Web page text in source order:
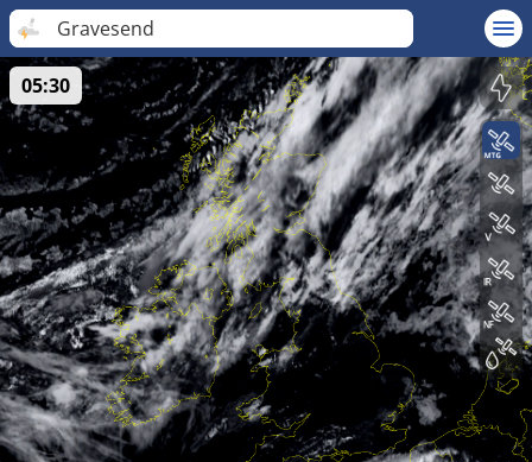
Gravesend
05:30